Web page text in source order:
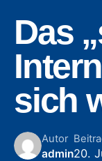
Das
sich
Autor
admin20.